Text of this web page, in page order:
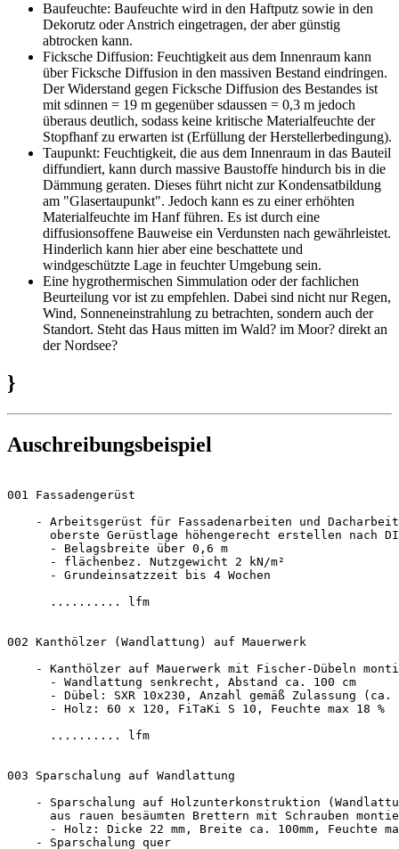
Baufeuchte: Baufeuchte wird in den Haftputz sowie in den
Dekorutz oder Anstrich eingetragen, der aber günstig
abtrocken kann.
Ficksche Diffusion: Feuchtigkeit aus dem Innenraum kann
über Ficksche Diffusion in den massiven Bestand eindringen.
Der Widerstand gegen Ficksche Diffusion des Bestandes ist
mit sdinnen = 19 m gegenüber sdaussen = 0,3 m jedoch
überaus deutlich, sodass keine kritische Materialfeuchte der
Stopfhanf zu erwarten ist (Erfüllung der Herstellerbedingung).
Taupunkt: Feuchtigkeit, die aus dem Innenraum in das Bauteil
diffundiert, kann durch massive Baustoffe hindurch bis in die
Dämmung geraten. Dieses führt nicht zur Kondensatbildung
am "Glasertaupunkt". Jedoch kann es zu einer erhöhten
Materialfeuchte im Hanf führen. Es ist durch eine
diffusionsoffene Bauweise ein Verdunsten nach gewährleistet.
Hinderlich kann hier aber eine beschattete und
windgeschützte Lage in feuchter Umgebung sein.
Eine hygrothermischen Simmulation oder der fachlichen
Beurteilung vor ist zu empfehlen. Dabei sind nicht nur Regen,
Wind, Sonneneinstrahlung zu betrachten, sondern auch der
Standort. Steht das Haus mitten im Wald? im Moor? direkt an
der Nordsee?
}
Auschreibungsbeispiel
001 Fassadengerüst
- Arbeitsgerüst für Fassadenarbeiten und
oberste Gerüstlage höhengerecht erstellen nach
      - Belagsbreite über 0,6 m
      - flächenbez. Nutzgewicht 2 kN/m²
      - Grundeinsatzzeit bis 4 Wochen
      .......... lfm
002 Kanthölzer (Wandlattung) auf Mauerwerk
- Kanthölzer auf Mauerwerk mit Fischer-Dübeln
      - Wandlattung senkrecht, Abstand ca. 100 cm
- Dübel: SXR 10x230, Anzahl gemäß Zulassung
      - Holz: 60 x 120, FiTaKi S 10, Feuchte max 18 %
      .......... lfm
003 Sparschalung auf Wandlattung
- Sparschalung auf Holzunterkonstruktion
aus rauen besäumten Brettern mit Schrauben
- Holz: Dicke 22 mm, Breite ca. 100mm, Feuchte
    - Sparschalung quer